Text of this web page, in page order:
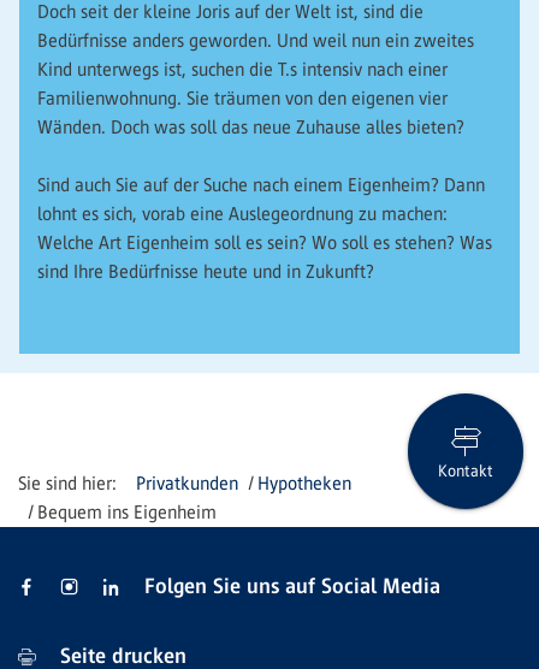
Doch seit der kleine Joris auf der Welt ist, sind die
Bedürfnisse anders geworden. Und weil nun ein zweites
Kind unterwegs ist, suchen die T.s intensiv nach einer
Familienwohnung. Sie träumen von den eigenen vier
Wänden. Doch was soll das neue Zuhause alles bieten?
Sind auch Sie auf der Suche nach einem Eigenheim? Dann
lohnt es sich, vorab eine Auslegeordnung zu machen:
Welche Art Eigenheim soll es sein? Wo soll es stehen? Was
sind Ihre Bedürfnisse heute und in Zukunft?
Privatkunden
Hypotheken
Bequem ins Eigenheim
Kontakt
Folgen Sie uns auf Social Media
Seite drucken